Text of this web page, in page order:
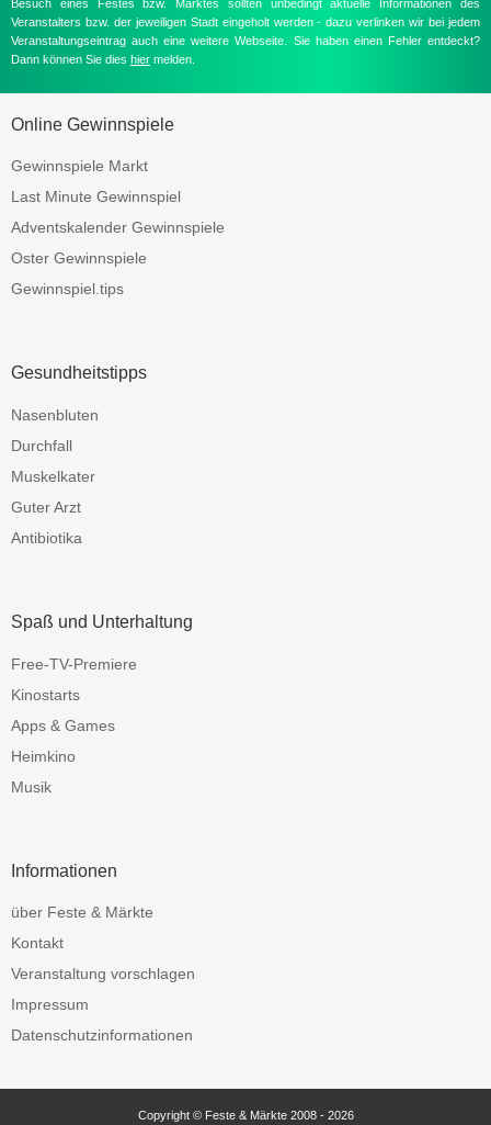
Besuch eines Festes bzw. Marktes sollten unbedingt aktuelle Informationen des
Veranstalters bzw. der jeweiligen Stadt eingeholt werden - dazu verlinken wir bei jedem
Veranstaltungseintrag auch eine weitere Webseite. Sie haben einen Fehler entdeckt?
Dann können Sie dies hier melden.
Online Gewinnspiele
Gewinnspiele Markt
Last Minute Gewinnspiel
Adventskalender Gewinnspiele
Oster Gewinnspiele
Gewinnspiel.tips
Gesundheitstipps
Nasenbluten
Durchfall
Muskelkater
Guter Arzt
Antibiotika
Spaß und Unterhaltung
Free-TV-Premiere
Kinostarts
Apps & Games
Heimkino
Musik
Informationen
über Feste & Märkte
Kontakt
Veranstaltung vorschlagen
Impressum
Datenschutzinformationen
Copyright © Feste & Märkte 2008 - 2026